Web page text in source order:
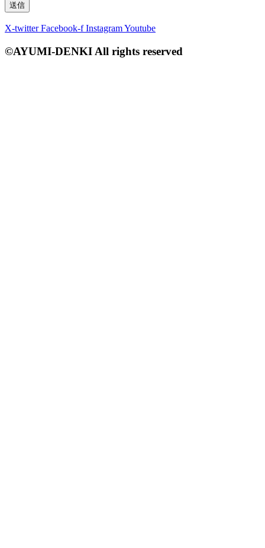
送信
X-twitter Facebook-f InstagramYoutube
©AYUMI-DENKI All rights reserved